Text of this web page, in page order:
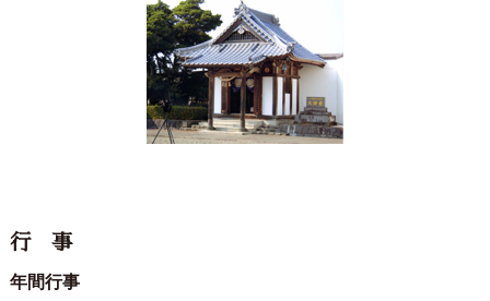
行 事
年間行事